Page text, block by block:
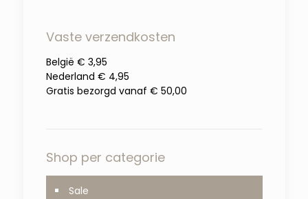
Vaste verzendkosten
België € 3,95
Nederland € 4,95
Gratis bezorgd vanaf € 50,00
Shop per categorie
Sale